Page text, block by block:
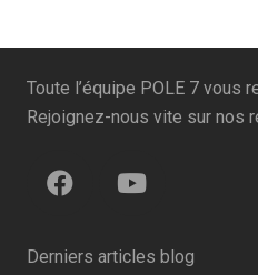
Toute l’équipe POLE 7 vous
Rejoignez-nous vite sur nos
Derniers articles blog